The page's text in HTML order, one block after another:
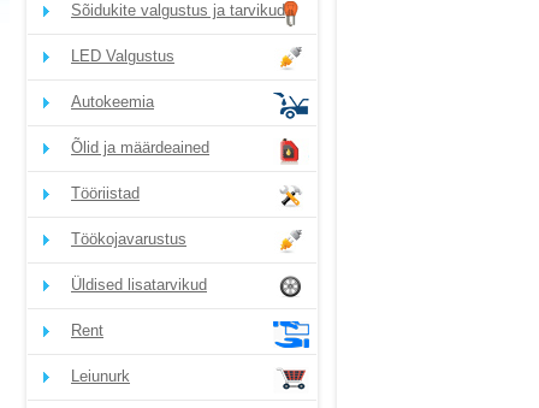
Sõidukite valgustus ja tarvikud
LED Valgustus
Autokeemia
Õlid ja määrdeained
Tööriistad
Töökojavarustus
Üldised lisatarvikud
Rent
Leiunurk